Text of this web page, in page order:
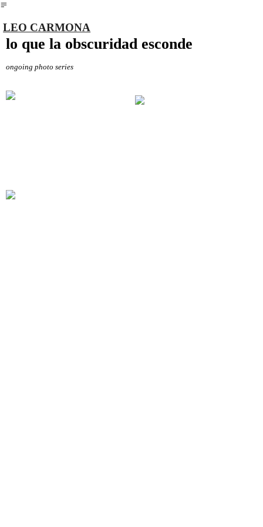
︎
LEO CARMONA
lo que la obscuridad esconde
ongoing photo series